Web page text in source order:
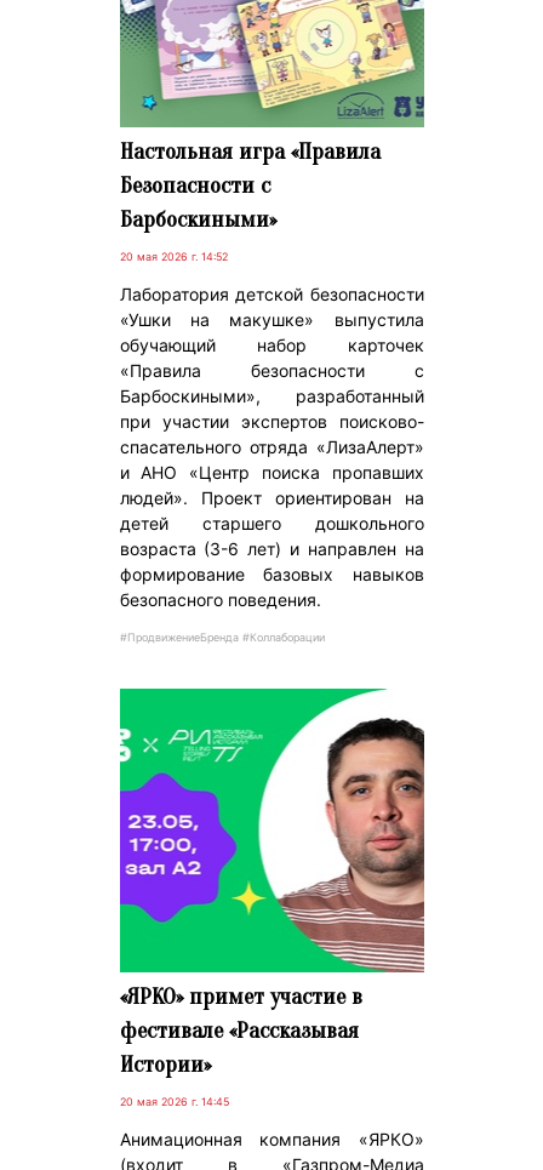
Настольная игра «Правила
Безопасности с
Барбоскиными»
20 мая 2026 г. 14:52
Лаборатория детской безопасности
«Ушки на макушке» выпустила
обучающий набор карточек
«Правила безопасности с
Барбоскиными», разработанный
при участии экспертов поисково-
спасательного отряда «ЛизаАлерт»
и АНО «Центр поиска пропавших
людей». Проект ориентирован на
детей старшего дошкольного
возраста (3-6 лет) и направлен на
формирование базовых навыков
безопасного поведения.
#ПродвижениеБренда #Коллаборации
«ЯРКО» примет участие в
фестивале «Рассказывая
Истории»
20 мая 2026 г. 14:45
Анимационная компания «ЯРКО»
(входит в «Газпром-Медиа